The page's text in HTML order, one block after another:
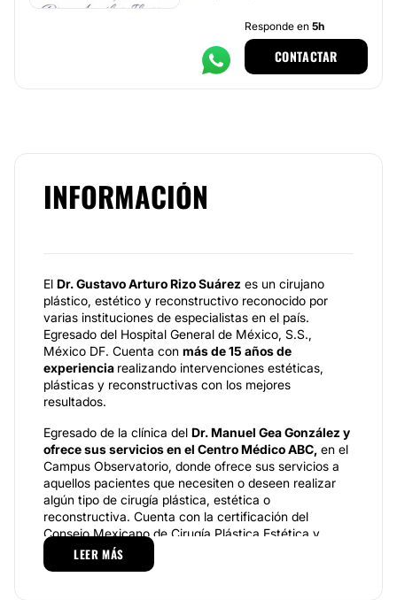
Responde en 5h
CONTACTAR
INFORMACIÓN
El Dr. Gustavo Arturo Rizo Suárez es un cirujano
plástico, estético y reconstructivo reconocido por
varias instituciones de especialistas en el país.
Egresado del Hospital General de México, S.S.,
México DF. Cuenta con más de 15 años de
experiencia realizando intervenciones estéticas,
plásticas y reconstructivas con los mejores
resultados.
Egresado de la clínica del Dr.Manuel Gea González y
ofrece sus servicios en el Centro Médico ABC, en el
Campus Observatorio, donde ofrece sus servicios a
aquellos pacientes que necesiten o deseen realizar
algún tipo de cirugía plástica, estética o
reconstructiva. Cuenta con la certificación del
Consejo Mexicano de Cirugía Plástica Estética y
Reconstructiva, A. C. y es miembro de la Asociación
Mexicana de Cirugía Plástica Estética y
LEER MÁS